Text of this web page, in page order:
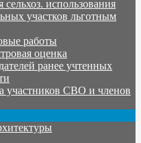
использования
участков льготным
работы
оценка
ранее учтенных
участников СВО и членов